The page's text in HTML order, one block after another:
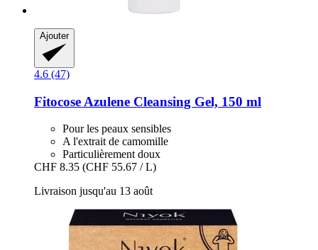
Ajouter
4.6 (47)
Fitocose Azulene Cleansing Gel, 150 ml
Pour les peaux sensibles
A l'extrait de camomille
Particulièrement doux
CHF 8.35 (CHF 55.67 / L)
Livraison jusqu'au 13 août